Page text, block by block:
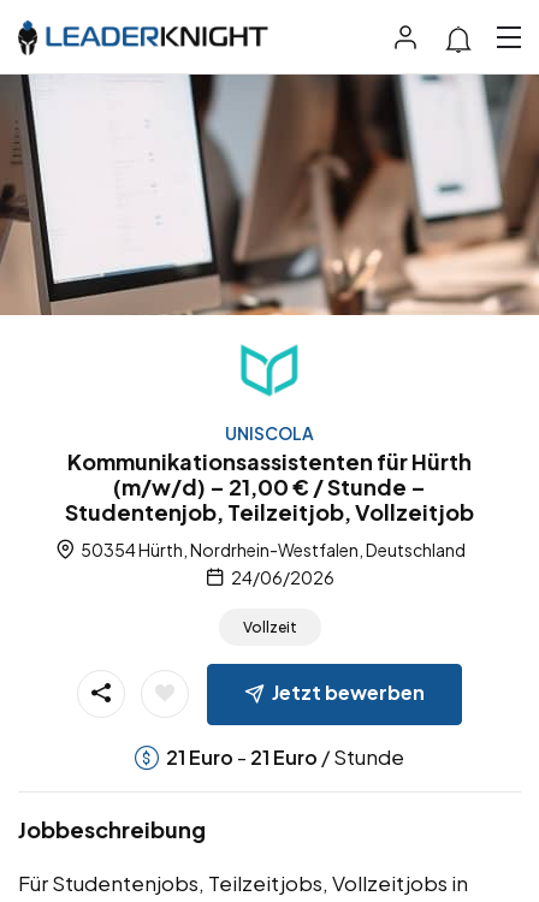
UNISCOLA
Kommunikationsassistenten für Hürth
(m/w/d) – 21,00 € / Stunde –
Studentenjob, Teilzeitjob, Vollzeitjob
50354 Hürth, Nordrhein-Westfalen, Deutschland
24/06/2026
Vollzeit
Jetzt bewerben
21 Euro - 21 Euro / Stunde
Jobbeschreibung
Für Studentenjobs, Teilzeitjobs, Vollzeitjobs in